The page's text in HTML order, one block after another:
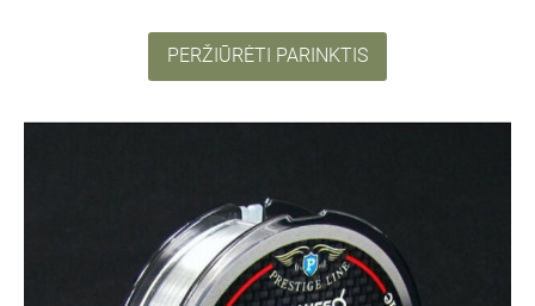
PERŽIŪRĖTI PARINKTIS